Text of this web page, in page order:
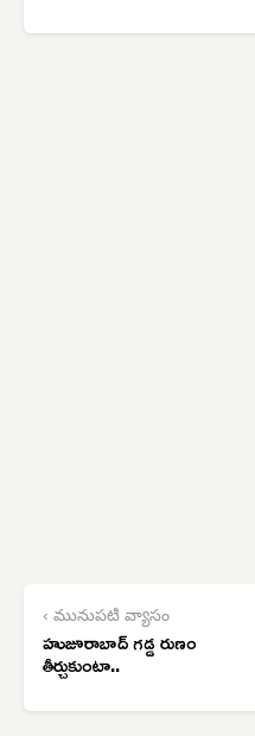
‹ మునుపటి వ్యాసం
హుజూరాబాద్ గడ్డ రుణం
తీర్చుకుంటా..